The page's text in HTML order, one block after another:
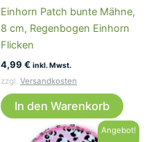
Einhorn Patch bunte Mähne,
8 cm, Regenbogen Einhorn
Flicken
4,99 € inkl. Mwst.
zzgl. Versandkosten
In den Warenkorb
Angebot!